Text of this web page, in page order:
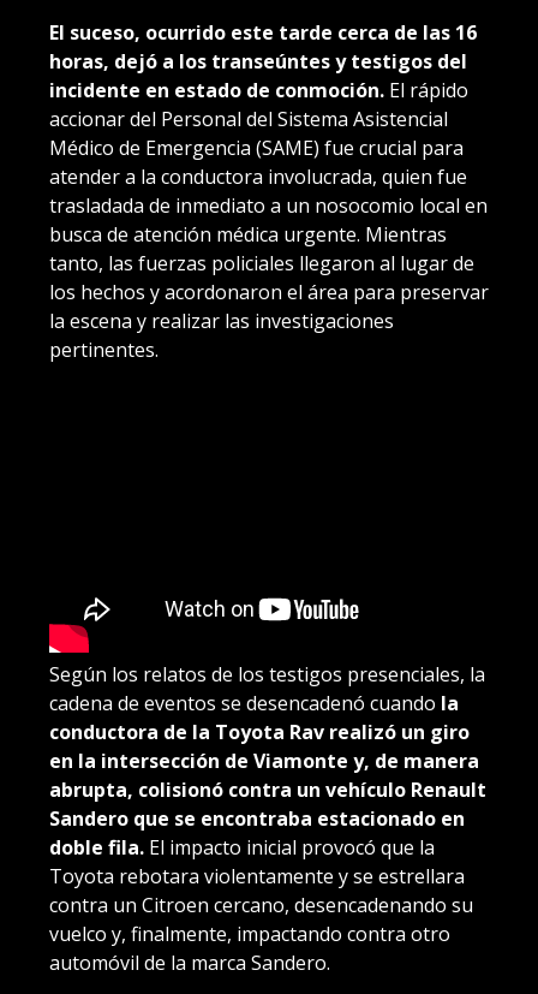
El suceso, ocurrido este tarde cerca de las 16
horas, dejó a los transeúntes y testigos del
incidente en estado de conmoción. El rápido
accionar del Personal del Sistema Asistencial
Médico de Emergencia (SAME) fue crucial para
atender a la conductora involucrada, quien fue
trasladada de inmediato a un nosocomio local en
busca de atención médica urgente. Mientras
tanto, las fuerzas policiales llegaron al lugar de
los hechos y acordonaron el área para preservar
la escena y realizar las investigaciones
pertinentes.
Según los relatos de los testigos presenciales, la
cadena de eventos se desencadenó cuando la
conductora de la Toyota Rav realizó un giro
en la intersección de Viamonte y, de manera
abrupta, colisionó contra un vehículo Renault
Sandero que se encontraba estacionado en
doble fila. El impacto inicial provocó que la
Toyota rebotara violentamente y se estrellara
contra un Citroen cercano, desencadenando su
vuelco y, finalmente, impactando contra otro
automóvil de la marca Sandero.